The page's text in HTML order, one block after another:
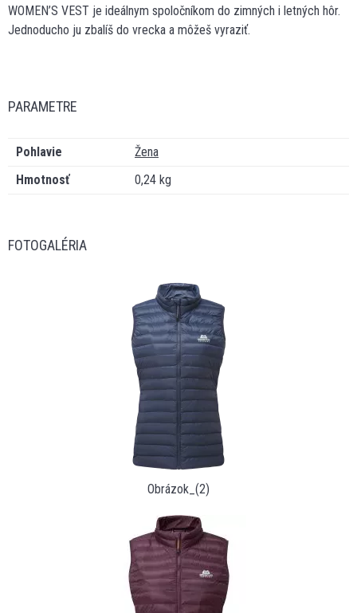
WOMEN’S VEST je ideálnym spoločníkom do zimných i letných hôr.
Jednoducho ju zbalíš do vrecka a môžeš vyraziť.
PARAMETRE
Pohlavie
Žena
Hmotnosť
0,24 kg
FOTOGALÉRIA
Obrázok_(2)